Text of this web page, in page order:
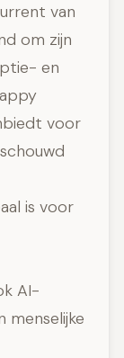
van
om zijn
en
voor
is voor
AI-
menselijke